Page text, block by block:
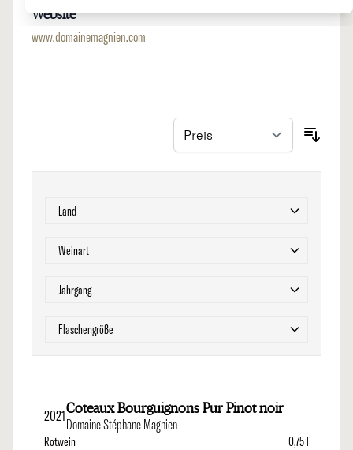
Website
www.domainemagnien.com
LandFilter
WeinartFilter
JahrgangFilter
Flaschengröße
2021Coteaux Bourguignons Pur Pinot noir
Domaine Stéphane Magnien
Rotwein
0,75 l